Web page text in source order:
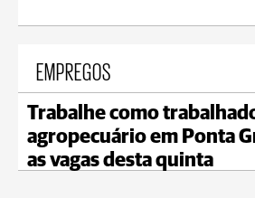
EMPREGOS
Trabalhe como
agropecuário em Ponta
as vagas desta quinta